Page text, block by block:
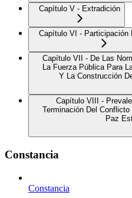
Capítulo V - Extradición
Capítulo VI - Participación
Capítulo VII - De Las
La Fuerza Pública Para
Y La Construcción
Capítulo VIII -
Terminación Del
Paz
Constancia
Constancia